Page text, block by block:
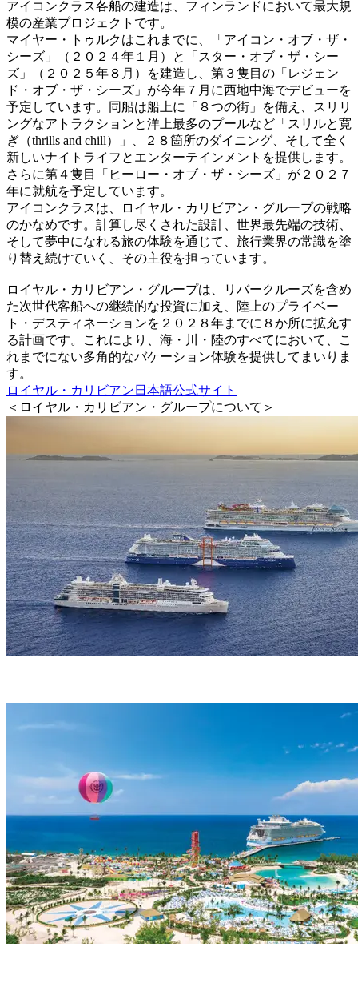
アイコンクラス各船の建造は、フィンランドにおいて最大規
模の産業プロジェクトです。
マイヤー・トゥルクはこれまでに、「アイコン・オブ・ザ・
シーズ」（２０２４年１月）と「スター・オブ・ザ・シー
ズ」（２０２５年８月）を建造し、第３隻目の「レジェン
ド・オブ・ザ・シーズ」が今年７月に西地中海でデビューを
予定しています。同船は船上に「８つの街」を備え、スリリ
ングなアトラクションと洋上最多のプールなど「スリルと寛
ぎ（thrills and chill）」、２８箇所のダイニング、そして全く
新しいナイトライフとエンターテインメントを提供します。
さらに第４隻目「ヒーロー・オブ・ザ・シーズ」が２０２７
年に就航を予定しています。
アイコンクラスは、ロイヤル・カリビアン・グループの戦略
のかなめです。計算し尽くされた設計、世界最先端の技術、
そして夢中になれる旅の体験を通じて、旅行業界の常識を塗
り替え続けていく、その主役を担っています。
ロイヤル・カリビアン・グループは、リバークルーズを含め
た次世代客船への継続的な投資に加え、陸上のプライベー
ト・デスティネーションを２０２８年までに８か所に拡充す
る計画です。これにより、海・川・陸のすべてにおいて、こ
れまでにない多角的なバケーション体験を提供してまいりま
す。
ロイヤル・カリビアン日本語公式サイト
＜ロイヤル・カリビアン・グループについて＞